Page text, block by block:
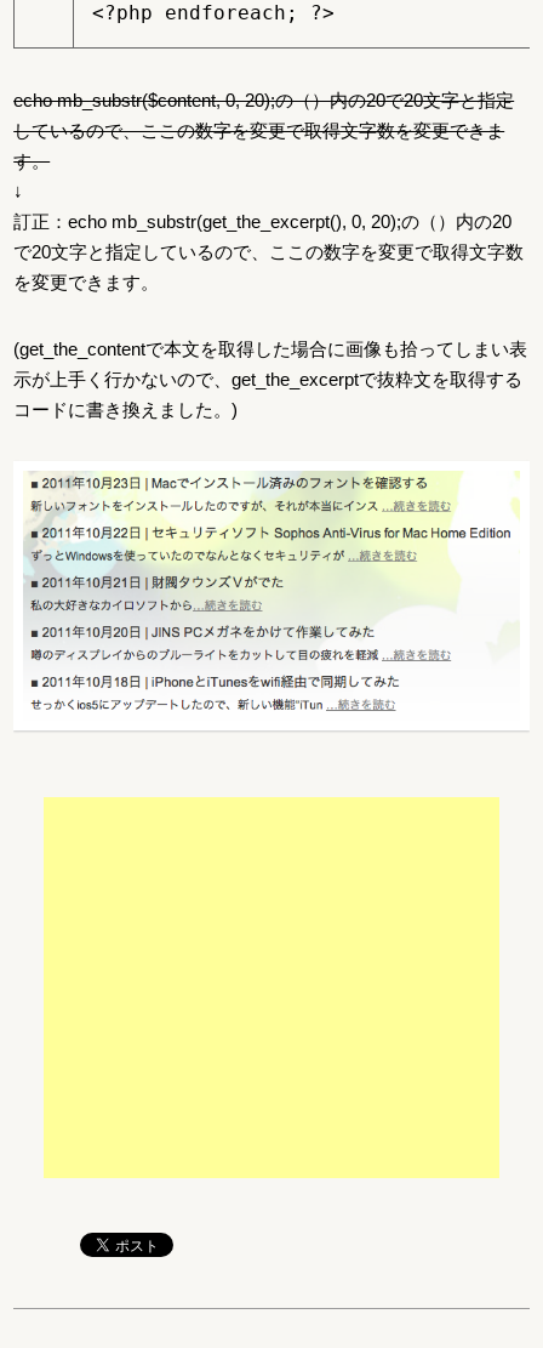
<?php endforeach ; ?>
echo mb_substr($content, 0, 20);の（）内の20で20文字と指定
しているので、ここの数字を変更で取得文字数を変更できま
す。
↓
訂正：echo mb_substr(get_the_excerpt(), 0, 20);の（）内の20
で20文字と指定しているので、ここの数字を変更で取得文字数
を変更できます。
(get_the_contentで本文を取得した場合に画像も拾ってしまい表
示が上手く行かないので、get_the_excerptで抜粋文を取得する
コードに書き換えました。)